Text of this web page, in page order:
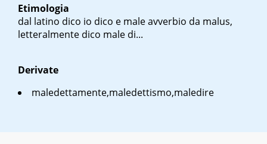
Etimologia
dal latino dico io dico e maleavverbio da malus,
letteralmente dico male di...
Derivate
maledettamente,maledettismo,maledire